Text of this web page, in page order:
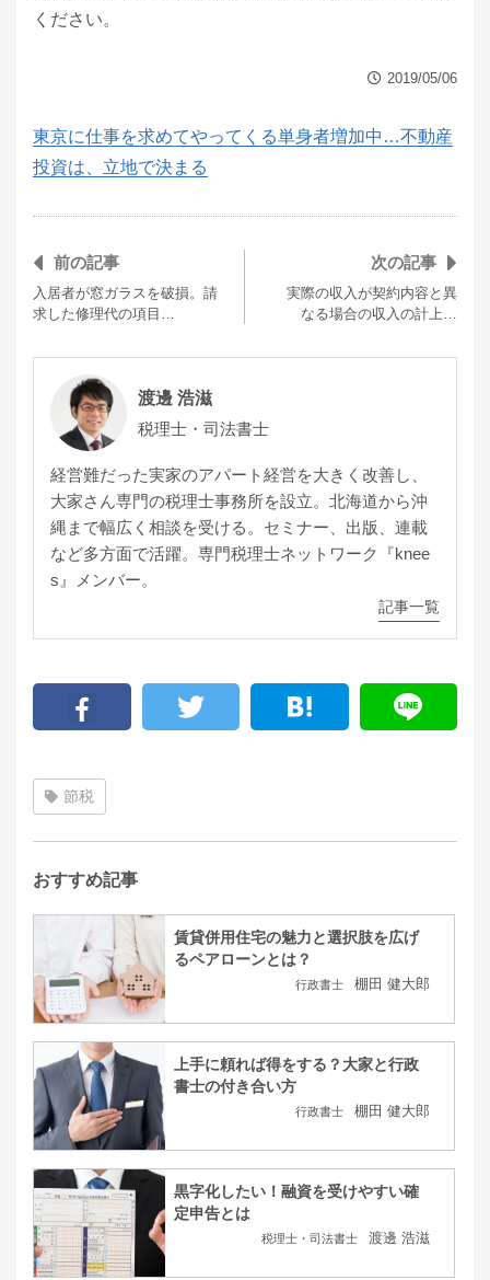
ください。
2019/05/06
東京に仕事を求めてやってくる単身者増加中…不動産
投資は、立地で決まる
前の記事
入居者が窓ガラスを破損。請
求した修理代の項目…
次の記事
実際の収入が契約内容と異
なる場合の収入の計上…
渡邊 浩滋
税理士・司法書士
経営難だった実家のアパート経営を大きく改善し、
大家さん専門の税理士事務所を設立。北海道から沖
縄まで幅広く相談を受ける。セミナー、出版、連載
など多方面で活躍。専門税理士ネットワーク『knee
s』メンバー。
記事一覧
節税
おすすめ記事
賃貸併用住宅の魅力と選択肢を広げ
るペアローンとは？
行政書士 棚田 健大郎
上手に頼れば得をする？大家と行政
書士の付き合い方
行政書士 棚田 健大郎
黒字化したい！融資を受けやすい確
定申告とは
税理士・司法書士 渡邊 浩滋